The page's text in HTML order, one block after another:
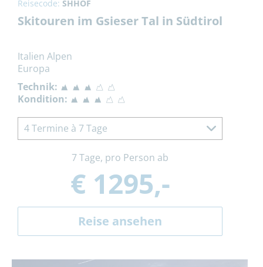
Reisecode: SHHOF
Skitouren im Gsieser Tal in Südtirol
Italien Alpen
Europa
Technik:
Kondition:
4 Termine à 7 Tage
7 Tage, pro Person ab
€ 1295,-
Reise ansehen